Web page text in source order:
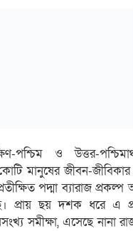
পশ্চিম ও উত্তর-
মানুষের জীবন-
পদ্মা ব্যারাজ প্রকল্প
প্রায় ছয় দশক ধরে এ
সমীক্ষা, এসেছে নানা